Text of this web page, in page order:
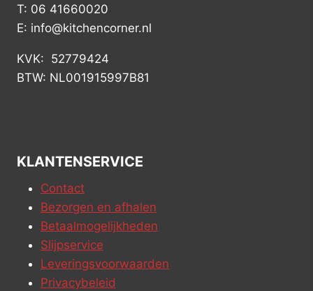
T: 06 41660020
E: info@kitchencorner.nl
KVK: 52779424
BTW: NL001915997B81
KLANTENSERVICE
Contact
Bezorgen en afhalen
Betaalmogelijkheden
Slijpservice
Leveringsvoorwaarden
Privacybeleid